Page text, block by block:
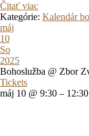
Čitať viac
Kategórie: Kalendár
máj
10
So
2025
Bohoslužba @ Zbor
Tickets
máj 10 @ 9:30 – 12:30